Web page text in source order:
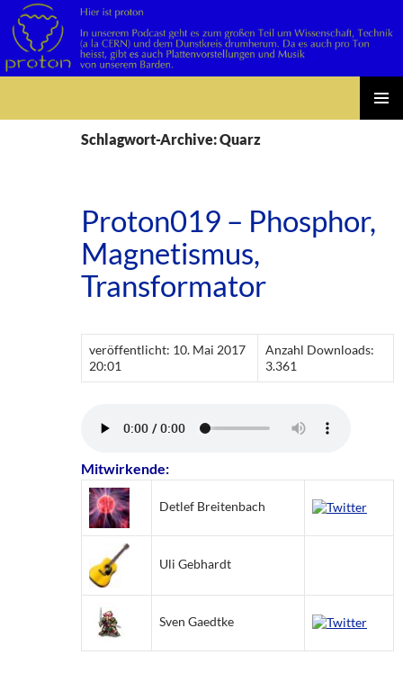
Schlagwort-Archive: Quarz
Proton019 – Phosphor,
Magnetismus,
Transformator
veröffentlicht: 10. Mai 2017
20:01
Anzahl Downloads:
3.361
Mitwirkende:
Detlef Breitenbach
Uli Gebhardt
Sven Gaedtke